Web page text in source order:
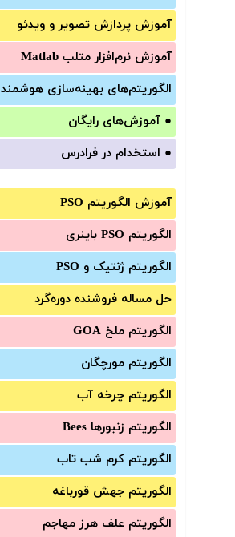
آموزش‌ پردازش تصویر و ویدئو
آموزش‌ نرم‌افزار متلب Matlab
الگوریتم‌های بهینه‌سازی هوشمند
● آموزش‌های رایگان
● استخدام در فرادرس
آموزش الگوریتم PSO
الگوریتم PSO باینری
الگوریتم ژنتیک و PSO
حل مساله فروشنده دوره‌گرد
الگوریتم ملخ GOA
الگوریتم مورچگان
الگوریتم چرخه آب
الگوریتم زنبورها Bees
الگوریتم کرم شب تاب
الگوریتم جهش قورباغه
الگوریتم علف هرز مهاجم